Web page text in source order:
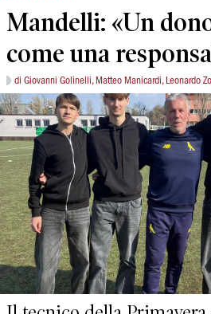
Mandelli: «Un
come una
di Giovanni Golinelli, Matteo Manicardi, Leonardo